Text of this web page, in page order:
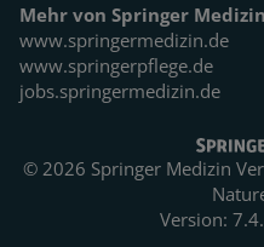
Mehr von Springer Medizin
www.springermedizin.de
www.springerpflege.de
jobs.springermedizin.de
© 2026 Springer Medizin
Version: